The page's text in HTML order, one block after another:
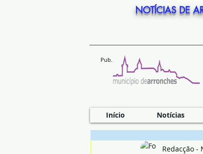
NOTÍCIAS DE
Pub.
Início Notícias
Redacção -